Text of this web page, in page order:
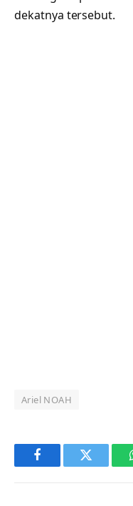
dekatnya tersebut.
Ariel NOAH
FacebookTwitter